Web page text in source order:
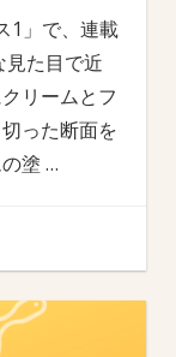
1」で、連載
見た目で近
リームとフ
った断面を
塗 …